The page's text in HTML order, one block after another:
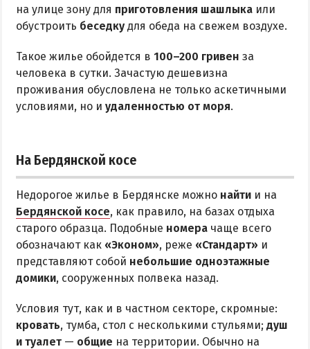
на улице зону для приготовления шашлыка или
обустроить беседку для обеда на свежем воздухе.
Такое жилье обойдется в 100–200 гривен за
человека в сутки. Зачастую дешевизна
проживания обусловлена не только аскетичными
условиями, но и удаленностью от моря.
На Бердянской косе
Недорогое жилье в Бердянске можно найти и на
Бердянской косе, как правило, на базах отдыха
старого образца. Подобные номера чаще всего
обозначают как «Эконом», реже «Стандарт» и
представляют собой небольшие одноэтажные
домики, сооруженных полвека назад.
Условия тут, как и в частном секторе, скромные:
кровать, тумба, стол с несколькими стульями; душ
и туалет — общие на территории. Обычно на